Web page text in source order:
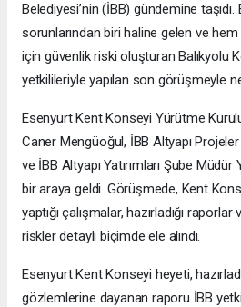
Belediyesi’nin (İBB) gündemine
sorunlarından biri haline gelen ve
için güvenlik riski oluşturan Balıkyolu
yetkilileriyle yapılan son görüşmeyle
Esenyurt Kent Konseyi Yürütme
Caner Mengüoğul, İBB Altyapı
ve İBB Altyapı Yatırımları Şube Müdür
bir araya geldi. Görüşmede, Kent
yaptığı çalışmalar, hazırladığı
riskler detaylı biçimde ele alındı.
Esenyurt Kent Konseyi heyeti,
gözlemlerine dayanan raporu İBB